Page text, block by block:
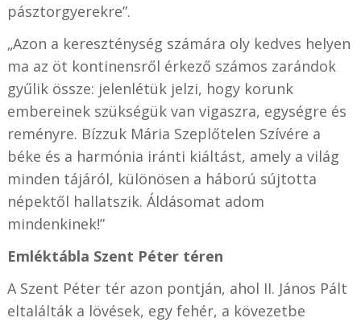
pásztorgyerekre”.
„Azon a kereszténység számára oly kedves helyen
ma az öt kontinensről érkező számos zarándok
gyűlik össze: jelenlétük jelzi, hogy korunk
embereinek szükségük van vigaszra, egységre és
reményre. Bízzuk Mária Szeplőtelen Szívére a
béke és a harmónia iránti kiáltást, amely a világ
minden tájáról, különösen a háború sújtotta
népektől hallatszik. Áldásomat adom
mindenkinek!”
Emléktábla Szent Péter téren
A Szent Péter tér azon pontján, ahol II. János Pált
eltalálták a lövések, egy fehér, a kövezetbe